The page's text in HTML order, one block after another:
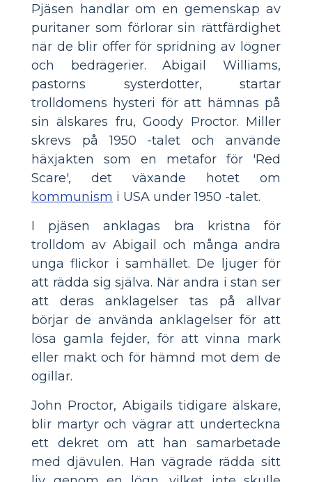
Pjäsen handlar om en gemenskap av
puritaner som förlorar sin rättfärdighet
när de blir offer för spridning av lögner
och bedrägerier. Abigail Williams,
pastorns systerdotter, startar
trolldomens hysteri för att hämnas på
sin älskares fru, Goody Proctor. Miller
skrevs på 1950 -talet och använde
häxjakten som en metafor för 'Red
Scare', det växande hotet om
kommunism i USA under 1950 -talet.
I pjäsen anklagas bra kristna för
trolldom av Abigail och många andra
unga flickor i samhället. De ljuger för
att rädda sig själva. När andra i stan ser
att deras anklagelser tas på allvar
börjar de använda anklagelser för att
lösa gamla fejder, för att vinna mark
eller makt och för hämnd mot dem de
ogillar.
John Proctor, Abigails tidigare älskare,
blir martyr och vägrar att underteckna
ett dekret om att han samarbetade
med djävulen. Han vägrade rädda sitt